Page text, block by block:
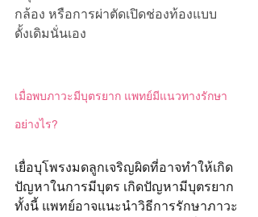
กล้อง หรือการผ่าตัดเปิดช่องท้องแบบ
ดั้งเดิมนั่นเอง
เมื่อพบภาวะมีบุตรยาก แพทย์มีแนวทางรักษา
อย่างไร?
เยื่อบุโพรงมดลูกเจริญผิดที่อาจทำให้เกิด
ปัญหาในการมีบุตร เกิดปัญหามีบุตรยาก
ทั้งนี้ แพทย์อาจแนะนำวิธีการรักษาภาวะ